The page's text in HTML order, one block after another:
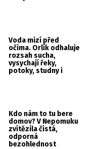
Voda mizí před
očima. Orlík odhaluje
rozsah sucha,
vysychají řeky,
potoky, studny i
Kdo nám to tu bere
domov? V Nepomuku
zvítězila čistá,
odporná
bezohlednost